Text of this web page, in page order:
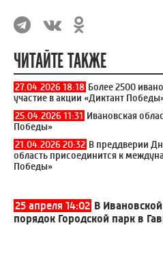
ЧИТАЙТЕ ТАКЖЕ
27.04.2026 18:18 Более 2500
участие в акции «Диктант
25.04.2026 11:31 Ивановская
Победы»
21.04.2026 20:32 В преддверии
область присоединится к
Победы»
25 апреля 14:02 В
порядок Городской парк в